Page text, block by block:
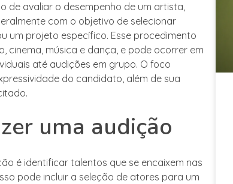
de avaliar o desempenho de um artista,
com o objetivo de selecionar
um projeto específico. Esse procedimento
cinema, música e dança, e pode ocorrer em
até audições em grupo. O foco
do candidato, além de sua
uma audição
é identificar talentos que se encaixem nas
pode incluir a seleção de atores para um